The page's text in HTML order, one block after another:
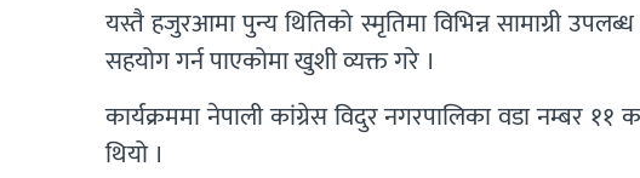
यस्तै हजुरआमा पुन्य थितिको स्मृतिमा विभिन्न सामाग्री
सहयोग गर्न पाएकोमा खुशी व्यक्त गरे ।
कार्यक्रममा नेपाली कांग्रेस विदुर नगरपालिका वडा नम्बर
थियो ।